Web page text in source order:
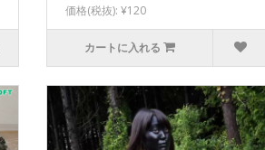
価格(税抜): ¥120
カートに入れる